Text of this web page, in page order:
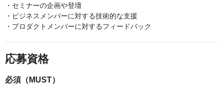
・セミナーの企画や登壇
・ビジネスメンバーに対する技術的な支援
・プロダクトメンバーに対するフィードバック
応募資格
必須（MUST）